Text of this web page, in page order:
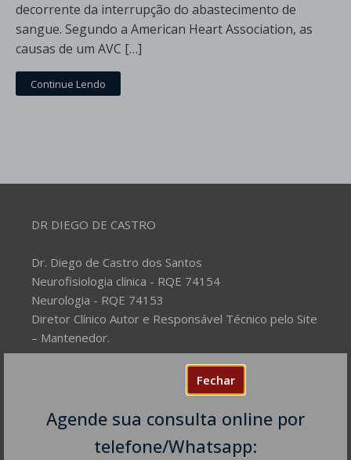
Fechar
Agende sua consulta online por
telefone/Whatsapp:
decorrente da interrupção do abastecimento de
sangue. Segundo a American Heart Association, as
causas de um AVC […]
Continue Lendo
DR DIEGO DE CASTRO
Dr. Diego de Castro dos Santos
Neurofisiologia clínica - RQE 74154
Neurologia - RQE 74153
Diretor Clínico Autor e Responsável Técnico pelo Site
– Mantenedor.
Prover Soluções cada vez mais
completas de forma facilitada para a gestão da saúde
e o bem-estar das pessoas, com excelência,
humanidade e sustentabilidade. Destinado ao
público em geral.